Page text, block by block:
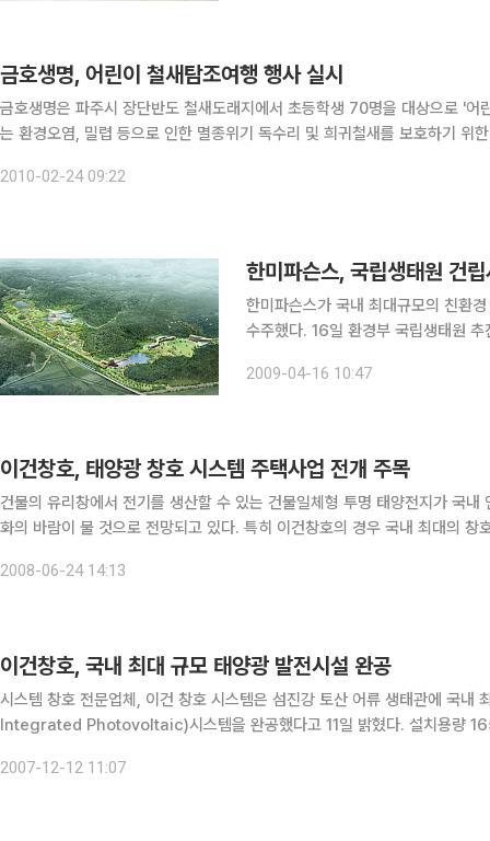
금호생명, 어린이 철새탐조여행 행사 실시
금호생명은 파주시 장단반도 철새도래지에서 초등학생 70명을 대상으로 '어린
는 환경오염, 밀렵 등으로 인한 멸종위기 독수리 및 희귀철새를 보호하기 위한 취지로 마
2010-02-24 09:22
한미파슨스, 국립생태원 건
한미파슨스가 국내 최대규모의 친환
수주했다. 16일 환경부 국립생태원 추진기획단에 따르면 충남 서천군 마서면 일원 약 99만8000
2009-04-16 10:47
이건창호, 태양광 창호 시스템 주택사업 전개 주목
건물의 유리창에서 전기를 생산할 수 있는 건물일체형 투명 태양전지가 국
화의 바람이 불 것으로 전망되고 있다. 특히 이건창호의 경우 국내 최대의 창호업체로 이미 공공기관 공사에 태양광 창호 시스템을 적용했
2008-06-24 14:13
이건창호, 국내 최대 규모 태양광 발전시설 완공
시스템 창호 전문업체, 이건 창호 시스템은 섬진강 토산 어류 생태관에 국
Integrated Photovoltaic)시스템을 완공했다고 11일 밝혔다. 설치용량 165KW로 국내 BIPV공사 중(태양광 창호 시공상) 가장 큰 규모
2007-12-12 11:07